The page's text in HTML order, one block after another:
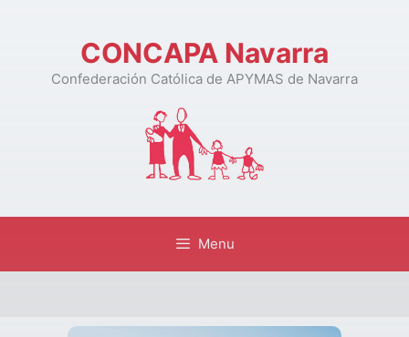
CONCAPA Navarra
Confederación Católica de APYMAS de Navarra
Menu